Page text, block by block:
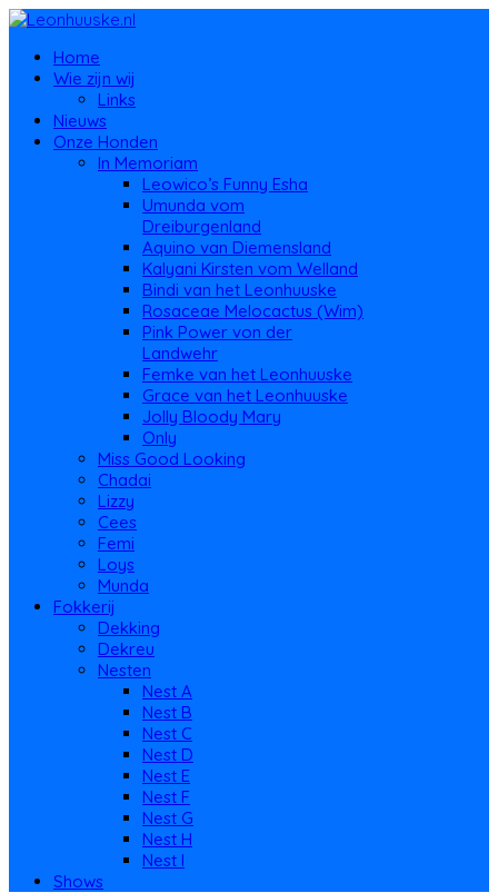
Home
Wie zijn wij
Links
Nieuws
Onze Honden
In Memoriam
Leowico’s Funny Esha
Umunda vom
Dreiburgenland
Aquino van Diemensland
Kalyani Kirsten vom Welland
Bindi van het Leonhuuske
Rosaceae Melocactus (Wim)
Pink Power von der
Landwehr
Femke van het Leonhuuske
Grace van het Leonhuuske
Jolly Bloody Mary
Only
Miss Good Looking
Chadai
Lizzy
Cees
Femi
Loys
Munda
Fokkerij
Dekking
Dekreu
Nesten
Nest A
Nest B
Nest C
Nest D
Nest E
Nest F
Nest G
Nest H
Nest I
Shows